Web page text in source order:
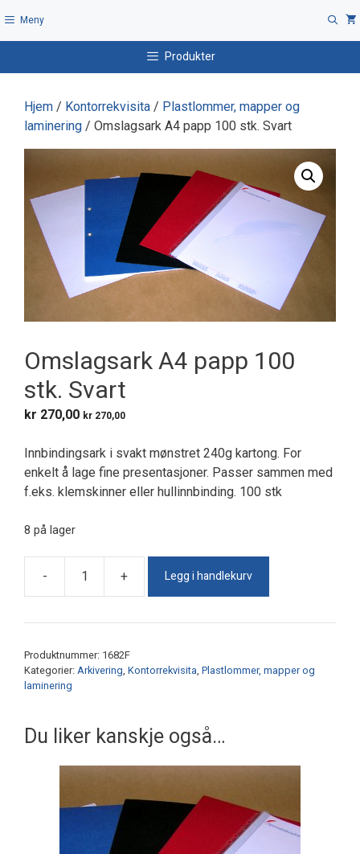
til
Meny
Produkter
Hjem / Kontorrekvisita / Plastlommer, mapper og
laminering / Omslagsark A4 papp 100 stk. Svart
Omslagsark A4 papp 100
stk. Svart
kr 270,00 kr 270,00
Innbindingsark i svakt mønstret 240g kartong. For
enkelt å lage fine presentasjoner. Passer sammen med
f.eks. klemskinner eller hullinnbinding. 100 stk
8 på lager
-
Omslagsark
papp
+ Legg i handlekurv
Produktnummer: 1682F
Kategorier: Arkivering Kontorrekvisita Plastlommer, mapper og
laminering
Du liker kanskje også…